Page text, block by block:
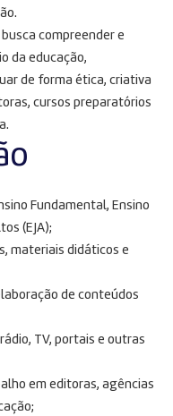
compreender e
da educação,
de forma ética, criativa
cursos preparatórios
Fundamental, Ensino
(EJA);
materiais didáticos e
de conteúdos
TV, portais e outras
em editoras, agências